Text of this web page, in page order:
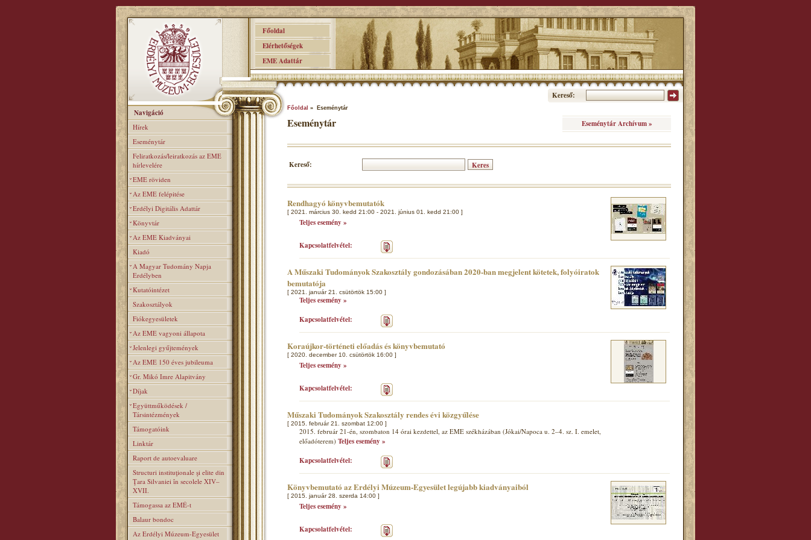
Főoldal
Elérhetőségek
EME Adattár
Kereső:
Navigáció
Hírek
Eseménytár
Feliratkozás/leiratkozás az EME
hírlevelére
EME röviden
Az EME felépitése
Erdélyi Digitális Adattár
Könyvtár
Az EME Kiadványai
Kiadó
A Magyar Tudomány Napja
Erdélyben
Kutatóintézet
Szakosztályok
Fiókegyesületek
Az EME vagyoni állapota
Jelenlegi gyűjtemények
Az EME 150 éves jubileuma
Gr. Mikó Imre Alapitvány
Díjak
Együttműködések /
Társintézmények
Támogatóink
Linktár
Raport de autoevaluare
Structuri instituţionale şi elite din
Ţara Silvaniei în secolele XIV–
XVII.
Támogassa az EMÉ-t
Balaur bondoc
Az Erdélyi Múzeum-Egyesület
Főoldal » Eseménytár
Eseménytár Eseménytár Archívum »
Kereső:
Rendhagyó könyvbemutatók
[ 2021. március 30. kedd 21:00 - 2021. június 01. kedd 21:00 ]
Teljes esemény »
Kapcsolatfelvétel:
A Műszaki Tudományok Szakosztály gondozásában 2020-ban megjelent kötetek, folyóiratok
bemutatója
[ 2021. január 21. csütörtök 15:00 ]
Teljes esemény »
Kapcsolatfelvétel:
Koraújkor-történeti előadás és könyvbemutató
[ 2020. december 10. csütörtök 16:00 ]
Teljes esemény »
Kapcsolatfelvétel:
Műszaki Tudományok Szakosztály rendes évi közgyűlése
[ 2015. február 21. szombat 12:00 ]
2015. február 21-én, szombaton 14 órai kezdettel, az EME székházában (Jókai/Napoca u. 2–4. sz. I. emelet,
előadóterem) Teljes esemény »
Kapcsolatfelvétel:
Könyvbemutató az Erdélyi Múzeum-Egyesület legújabb kiadványaiból
[ 2015. január 28. szerda 14:00 ]
Teljes esemény »
Kapcsolatfelvétel: